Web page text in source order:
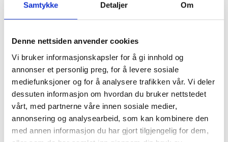
Samtykke Detaljer Om
Denne nettsiden anvender cookies
Vi bruker informasjonskapsler for å gi innhold og
annonser et personlig preg, for å levere sosiale
mediefunksjoner og for å analysere trafikken vår. Vi deler
dessuten informasjon om hvordan du bruker nettstedet
vårt, med partnerne våre innen sosiale medier,
annonsering og analysearbeid, som kan kombinere den
med annen informasjon du har gjort tilgjengelig for dem,
Ritar AGM Batteri 12V 33AH - RA12-33
Mått: 196x130x163
Spänning: 12V
Kapasitet: 33AH (10t)
Maxkortslutningseffekt: ..
mer info